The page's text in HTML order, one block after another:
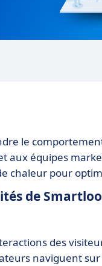
le
aux équipes
chaleur pour
de
des
naviguent